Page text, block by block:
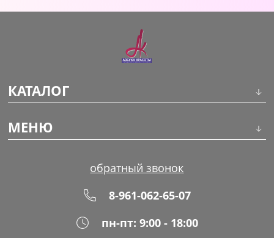
КАТАЛОГ
Макияж
МЕНЮ
обратный звонок
8-961-062-65-07
пн-пт: 9:00 - 18:00